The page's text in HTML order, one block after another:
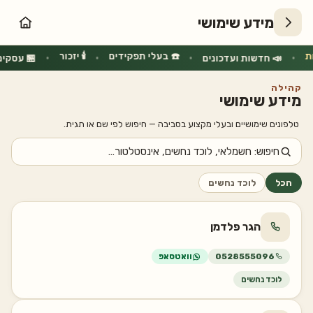
מידע שימושי
• 📣 חדשות ועדכונים • ☎️ בעלי תפקידים • 🕯️ יזכור •
🏪
קהילה
מידע שימושי
טלפונים שימושיים ובעלי מקצוע בסביבה — חיפוש לפי שם או תגית.
הכל לוכד נחשים
הגר פלדמן
0528555096 וואטסאפ
לוכד נחשים